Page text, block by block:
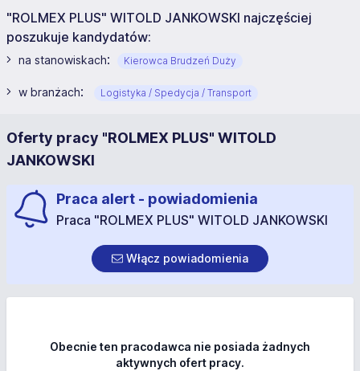
"ROLMEX PLUS" WITOLD JANKOWSKI najczęściej
poszukuje kandydatów:
na stanowiskach: Kierowca Brudzeń Duży
w branżach: Logistyka / Spedycja / Transport
Oferty pracy "ROLMEX PLUS" WITOLD
JANKOWSKI
Praca alert - powiadomienia
Praca "ROLMEX PLUS" WITOLD JANKOWSKI
Włącz powiadomienia
Obecnie ten pracodawca nie posiada żadnych
aktywnych ofert pracy.